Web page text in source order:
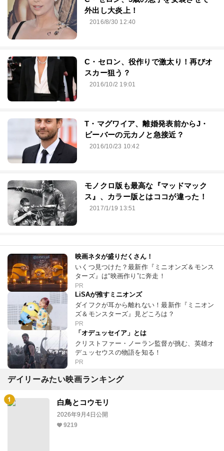
外出し大炎上！
2016/8/30 12:40
C・セロン、役作りで激太り！再びオ
スカー狙う？
2016/10/2 19:01
T・マグワイア、離婚発表前からJ・
ビーバーの元カノと急接近？
2016/10/23 10:42
モノクロ版も最高な『マッドマック
ス』、カラー版とはココが違った！
2017/1/19 13:51
映画ネタが盛りだくさん！
いくつ見つけた？最新作『ミニオンズ＆モンス
ターズ』は“映画作り”に奔走！
PR
LiSAが推すミニオンズ
ダイフクが耳から離れない！最新作『ミニオン
ズ＆モンスターズ』見どころは？
PR
「オデュッセイア」とは
クリストファー・ノーラン監督が挑む、英雄オ
デュッセウスの物語を知る！
PR
デイリーみたい映画ランキング
白鳥とコウモリ
2026年9月4日公開
9219